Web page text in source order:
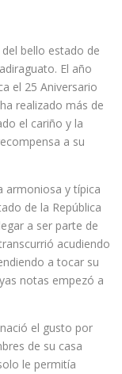
bello estado de
El año
el 25 Aniversario
realizado más de
el cariño y la
a su
armoniosa y típica
de la República
a ser parte de
acudiendo
a tocar su
notas empezó a
el gusto por
de su casa
le permitía